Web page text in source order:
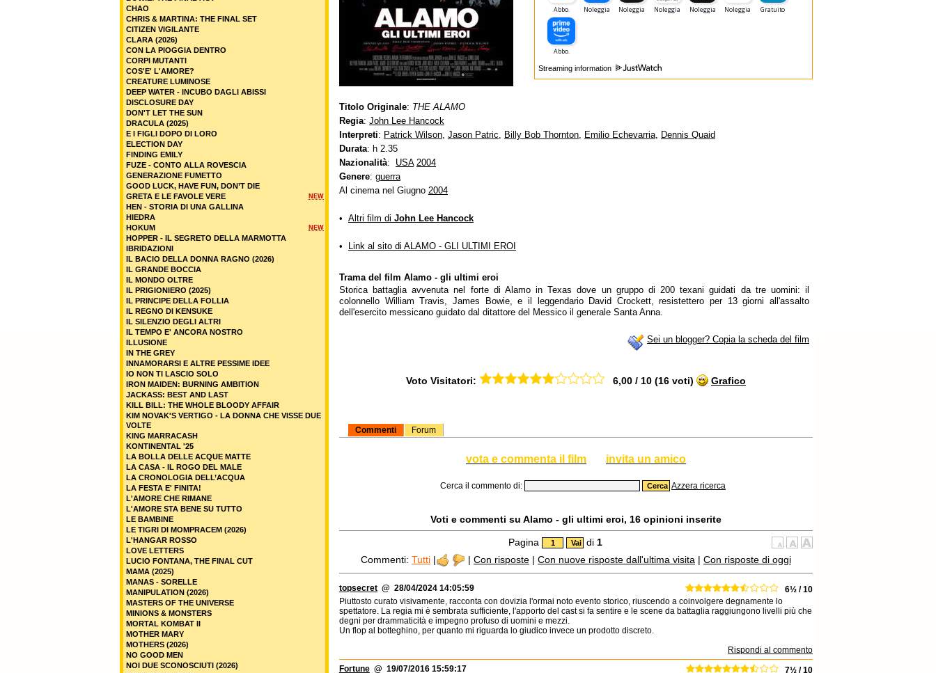
Streaming information
Titolo Originale: THE ALAMO
Regia: John Lee Hancock
Interpreti: Patrick Wilson, Jason Patric, Billy Bob Thornton, Emilio Echevarria, Dennis Quaid
Durata: h 2.35
Nazionalità: USA 2004
Genere: guerra
Al cinema nel Giugno 2004
• Altri film di John Lee Hancock
• Link al sito di ALAMO - GLI ULTIMI EROI
Trama del film Alamo - gli ultimi eroi
Storica battaglia avvenuta nel forte di Alamo in Texas dove un gruppo di 200 texani guidati da tre uomini: il
colonnello William Travis, James Bowie, e il leggendario David Crockett, resistettero per 13 giorni all'assalto
dell'esercito messicano guidato dal ditattore del Messico il generale Santa Anna.
Sei un blogger? Copia la scheda del film
Voto Visitatori: 6,00 / 10 (16 voti) Grafico
Commenti Forum
vota e commenta il film invita un amico
Cerca il commento di: Azzera ricerca
Voti e commenti su Alamo - gli ultimi eroi, 16 opinioni inserite
Pagina di 1
Commenti: Tutti | | Con risposte | Con nuove risposte dall'ultima visita | Con risposte di oggi
topsecret @ 28/04/2024 14:05:59
6½ / 10
Piuttosto curato visivamente, racconta con dovizia l'ormai noto evento storico, riuscendo a coinvolgere degnamente lo
spettatore. La regia mi è sembrata sufficiente, l'apporto del cast si fa sentire e le scene da battaglia raggiungono livelli più che
degni per drammaticità e impegno profuso di uomini e mezzi.
Un flop al botteghino, per quanto mi riguarda lo giudico invece un prodotto discreto.
Rispondi al commento
Fortune @ 19/07/2016 15:59:17
7½ / 10
CHAO
CHRIS & MARTINA: THE FINAL SET
CITIZEN VIGILANTE
CLARA (2026)
CON LA PIOGGIA DENTRO
CORPI MUTANTI
COS'E' L'AMORE?
CREATURE LUMINOSE
DEEP WATER - INCUBO DAGLI ABISSI
DISCLOSURE DAY
DON'T LET THE SUN
DRACULA (2025)
E I FIGLI DOPO DI LORO
ELECTION DAY
FINDING EMILY
FUZE - CONTO ALLA ROVESCIA
GENERAZIONE FUMETTO
GOOD LUCK, HAVE FUN, DON’T DIE
NEW
GRETA E LE FAVOLE VERE
HEN - STORIA DI UNA GALLINA
HIEDRA
NEW
HOKUM
HOPPER - IL SEGRETO DELLA MARMOTTA
IBRIDAZIONI
IL BACIO DELLA DONNA RAGNO (2026)
IL GRANDE BOCCIA
IL MONDO OLTRE
IL PRIGIONIERO (2025)
IL PRINCIPE DELLA FOLLIA
IL REGNO DI KENSUKE
IL SILENZIO DEGLI ALTRI
IL TEMPO E' ANCORA NOSTRO
ILLUSIONE
IN THE GREY
INNAMORARSI E ALTRE PESSIME IDEE
IO NON TI LASCIO SOLO
IRON MAIDEN: BURNING AMBITION
JACKASS: BEST AND LAST
KILL BILL: THE WHOLE BLOODY AFFAIR
KIM NOVAK'S VERTIGO - LA DONNA CHE VISSE DUE
VOLTE
KING MARRACASH
KONTINENTAL '25
LA BOLLA DELLE ACQUE MATTE
LA CASA - IL ROGO DEL MALE
LA CRONOLOGIA DELL’ACQUA
LA FESTA E' FINITA!
L'AMORE CHE RIMANE
L'AMORE STA BENE SU TUTTO
LE BAMBINE
LE TIGRI DI MOMPRACEM (2026)
L'HANGAR ROSSO
LOVE LETTERS
LUCIO FONTANA, THE FINAL CUT
MAMA (2025)
MANAS - SORELLE
MANIPULATION (2026)
MASTERS OF THE UNIVERSE
MINIONS & MONSTERS
MORTAL KOMBAT II
MOTHER MARY
MOTHERS (2026)
NO GOOD MEN
NOI DUE SCONOSCIUTI (2026)